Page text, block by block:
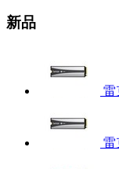
新品
雷
雷